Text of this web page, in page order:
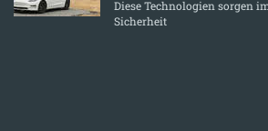
Diese Technologien sorgen
Sicherheit